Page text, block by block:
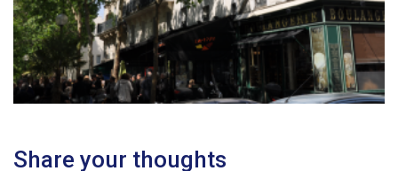
Share your thoughts